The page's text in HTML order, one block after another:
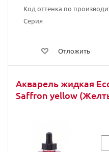
Код оттенка по
Серия
Отложить
Акварель жидкая
Saffron yellow